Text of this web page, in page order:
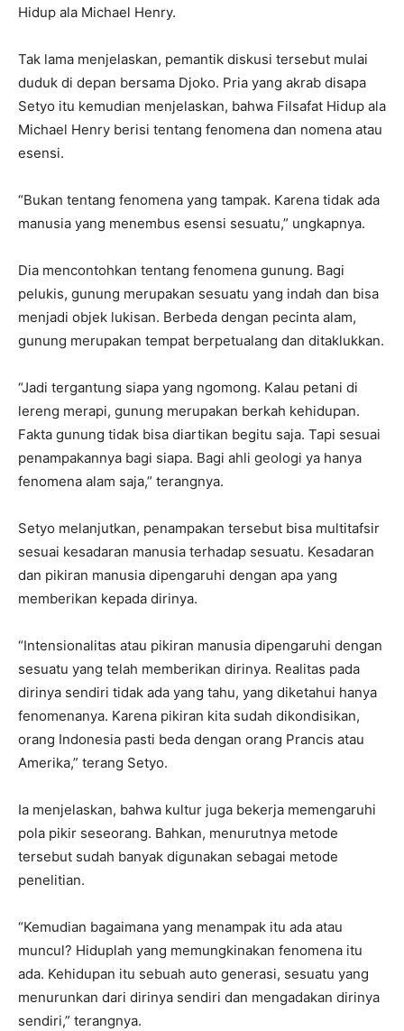
Hidup ala Michael Henry.
Tak lama menjelaskan, pemantik diskusi tersebut mulai
duduk di depan bersama Djoko. Pria yang akrab disapa
Setyo itu kemudian menjelaskan, bahwa Filsafat Hidup ala
Michael Henry berisi tentang fenomena dan nomena atau
esensi.
“Bukan tentang fenomena yang tampak. Karena tidak ada
manusia yang menembus esensi sesuatu,” ungkapnya.
Dia mencontohkan tentang fenomena gunung. Bagi
pelukis, gunung merupakan sesuatu yang indah dan bisa
menjadi objek lukisan. Berbeda dengan pecinta alam,
gunung merupakan tempat berpetualang dan ditaklukkan.
“Jadi tergantung siapa yang ngomong. Kalau petani di
lereng merapi, gunung merupakan berkah kehidupan.
Fakta gunung tidak bisa diartikan begitu saja. Tapi sesuai
penampakannya bagi siapa. Bagi ahli geologi ya hanya
fenomena alam saja,” terangnya.
Setyo melanjutkan, penampakan tersebut bisa multitafsir
sesuai kesadaran manusia terhadap sesuatu. Kesadaran
dan pikiran manusia dipengaruhi dengan apa yang
memberikan kepada dirinya.
“Intensionalitas atau pikiran manusia dipengaruhi dengan
sesuatu yang telah memberikan dirinya. Realitas pada
dirinya sendiri tidak ada yang tahu, yang diketahui hanya
fenomenanya. Karena pikiran kita sudah dikondisikan,
orang Indonesia pasti beda dengan orang Prancis atau
Amerika,” terang Setyo.
Ia menjelaskan, bahwa kultur juga bekerja memengaruhi
pola pikir seseorang. Bahkan, menurutnya metode
tersebut sudah banyak digunakan sebagai metode
penelitian.
“Kemudian bagaimana yang menampak itu ada atau
muncul? Hiduplah yang memungkinakan fenomena itu
ada. Kehidupan itu sebuah auto generasi, sesuatu yang
menurunkan dari dirinya sendiri dan mengadakan dirinya
sendiri,” terangnya.